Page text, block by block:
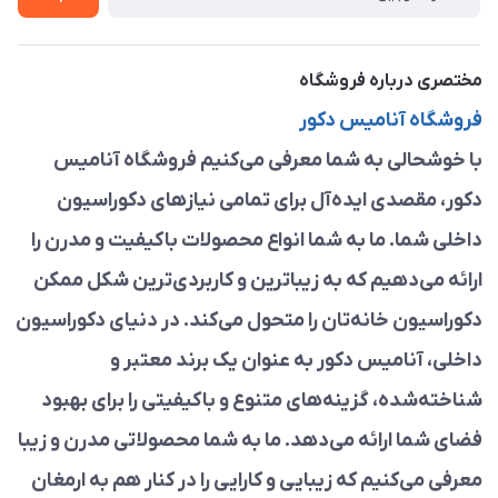
مختصری درباره فروشگاه
فروشگاه آنامیس دکور
با خوشحالی به شما معرفی می‌کنیم فروشگاه آنامیس
دکور، مقصدی ایده‌آل برای تمامی نیازهای دکوراسیون
داخلی شما. ما به شما انواع محصولات باکیفیت و مدرن را
ارائه می‌دهیم که به زیباترین و کاربردی‌ترین شکل ممکن
دکوراسیون خانه‌تان را متحول می‌کند. در دنیای دکوراسیون
داخلی، آنامیس دکور به عنوان یک برند معتبر و
شناخته‌شده، گزینه‌های متنوع و باکیفیتی را برای بهبود
فضای شما ارائه می‌دهد. ما به شما محصولاتی مدرن و زیبا
معرفی می‌کنیم که زیبایی و کارایی را در کنار هم به ارمغان